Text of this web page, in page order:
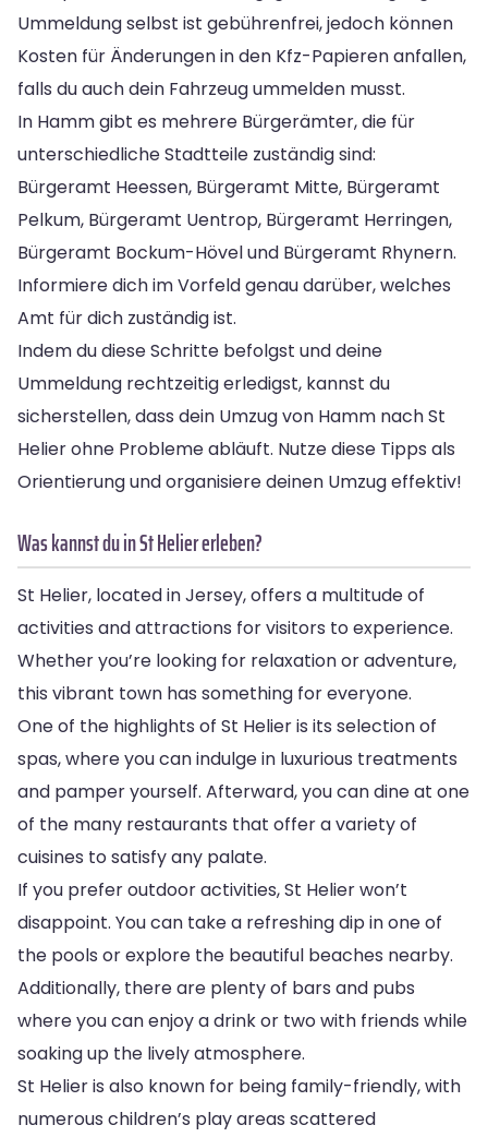
Ummeldung selbst ist gebührenfrei, jedoch können
Kosten für Änderungen in den Kfz-Papieren anfallen,
falls du auch dein Fahrzeug ummelden musst.
In Hamm gibt es mehrere Bürgerämter, die für
unterschiedliche Stadtteile zuständig sind:
Bürgeramt Heessen, Bürgeramt Mitte, Bürgeramt
Pelkum, Bürgeramt Uentrop, Bürgeramt Herringen,
Bürgeramt Bockum-Hövel und Bürgeramt Rhynern.
Informiere dich im Vorfeld genau darüber, welches
Amt für dich zuständig ist.
Indem du diese Schritte befolgst und deine
Ummeldung rechtzeitig erledigst, kannst du
sicherstellen, dass dein Umzug von Hamm nach St
Helier ohne Probleme abläuft. Nutze diese Tipps als
Orientierung und organisiere deinen Umzug effektiv!
Was kannst du in St Helier erleben?
St Helier, located in Jersey, offers a multitude of
activities and attractions for visitors to experience.
Whether you’re looking for relaxation or adventure,
this vibrant town has something for everyone.
One of the highlights of St Helier is its selection of
spas, where you can indulge in luxurious treatments
and pamper yourself. Afterward, you can dine at one
of the many restaurants that offer a variety of
cuisines to satisfy any palate.
If you prefer outdoor activities, St Helier won’t
disappoint. You can take a refreshing dip in one of
the pools or explore the beautiful beaches nearby.
Additionally, there are plenty of bars and pubs
where you can enjoy a drink or two with friends while
soaking up the lively atmosphere.
St Helier is also known for being family-friendly, with
numerous children’s play areas scattered